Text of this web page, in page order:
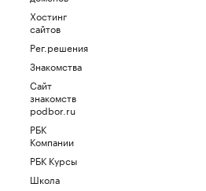
Хостинг
сайтов
Рег.решения
Знакомства
Сайт
знакомств
podbor.ru
РБК
Компании
РБК Курсы
Школа